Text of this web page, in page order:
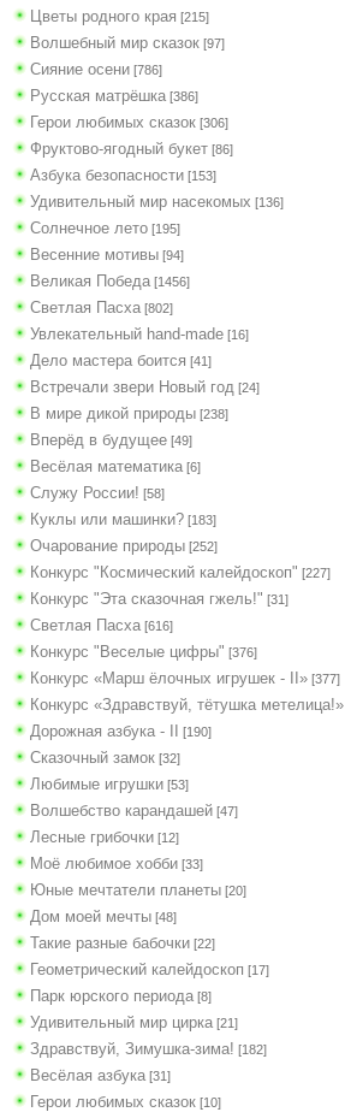
Цветы родного края [215]
Волшебный мир сказок [97]
Сияние осени [786]
Русская матрёшка [386]
Герои любимых сказок [306]
Фруктово-ягодный букет [86]
Азбука безопасности [153]
Удивительный мир насекомых [136]
Солнечное лето [195]
Весенние мотивы [94]
Великая Победа [1456]
Светлая Пасха [802]
Увлекательный hand-made [16]
Дело мастера боится [41]
Встречали звери Новый год [24]
В мире дикой природы [238]
Вперёд в будущее [49]
Весёлая математика [6]
Служу России! [58]
Куклы или машинки? [183]
Очарование природы [252]
Конкурс "Космический калейдоскоп" [227]
Конкурс "Эта сказочная гжель!" [31]
Светлая Пасха [616]
Конкурс "Веселые цифры" [376]
Конкурс «Марш ёлочных игрушек - II» [377]
Конкурс «Здравствуй, тётушка метелица!»
Дорожная азбука - II
[190]
Сказочный замок [32]
Любимые игрушки [53]
Волшебство карандашей [47]
Лесные грибочки [12]
Моё любимое хобби [33]
Юные мечтатели планеты [20]
Дом моей мечты [48]
Такие разные бабочки [22]
Геометрический калейдоскоп [17]
Парк юрского периода [8]
Удивительный мир цирка [21]
Здравствуй, Зимушка-зима! [182]
Весёлая азбука [31]
Герои любимых сказок [10]